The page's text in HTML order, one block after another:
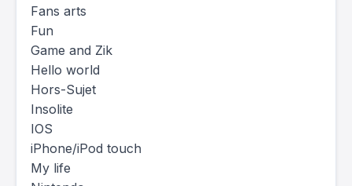
Fans arts
Fun
Game and Zik
Hello world
Hors-Sujet
Insolite
IOS
iPhone/iPod touch
My life